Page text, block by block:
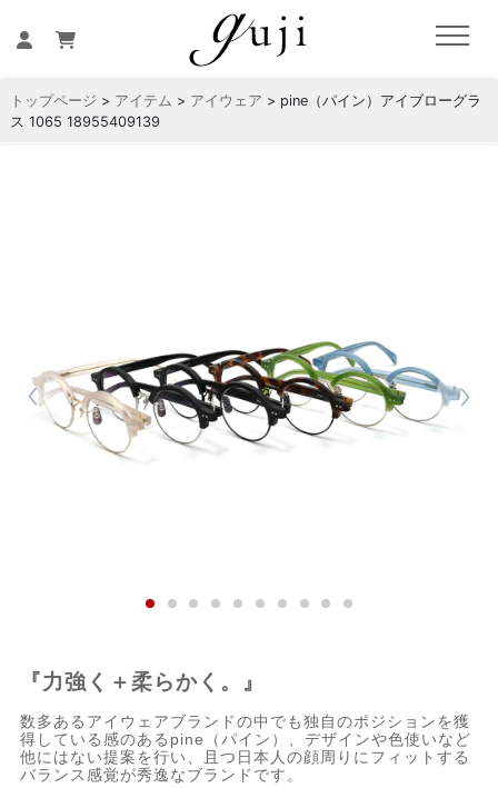
トップページ > アイテム > アイウェア > pine（パイン）アイブローグラ
ス 1065 18955409139
『力強く＋柔らかく。』
数多あるアイウェアブランドの中でも独自のポジションを獲
得している感のあるpine（パイン）、デザインや色使いなど
他にはない提案を行い、且つ日本人の顔周りにフィットする
バランス感覚が秀逸なブランドです。